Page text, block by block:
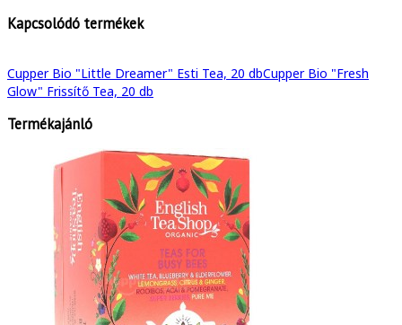
Kapcsolódó termékek
Cupper Bio "Little Dreamer" Esti Tea, 20 dbCupper Bio "Fresh
Glow" Frissítő Tea, 20 db
Termékajánló